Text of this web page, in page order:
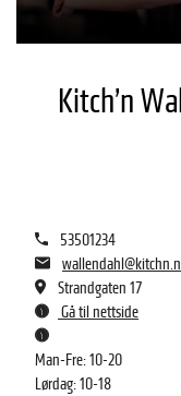
Kitch’n
53501234
Strandgaten 17
Gå til nettside
Man-Fre: 10-20
Lørdag: 10-18